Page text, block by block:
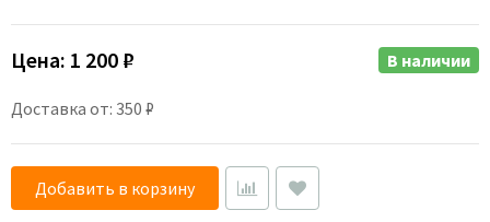
Цена: 1 200 ₽
Доставка от: 350 ₽
В наличии
Добавить в корзину